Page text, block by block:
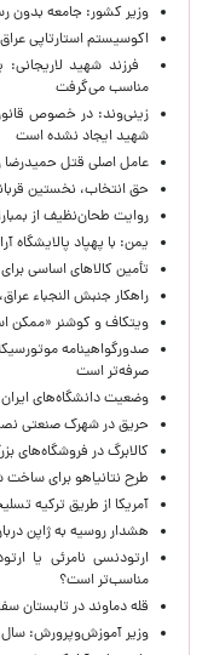
وزیر کشور: جامعه بدون
اکوسیستم استارتاپی
فرزند شهید
مناسب می‌گرفت
زینی‌وند: در خصوص
شهید ایجاد نشده است
عامل اصلی قتل
حق انتخاب، نخستین
روایت طحان‌نظیف از بمباران
یمن: با پهپاد پالایشگاه
تأمین کالاهای اساسی
راهکار جنبش النجباء
ویتکاف و کوشنر «ممکن
صدورگواهینامه
صرفه‌تر است
وضعیت دانشگاه‌های ایران
حریق در شهرک صنعتی نصیرآباد
کالابرگ در فروشگاه‌های
طرح نتانیاهو برای
آمریکا از طریق ترکیه
هشدار روسیه به ژاپن
ارتودنسی نامرئی یا
مناسب‌تر است؟
قله دماوند در تابستان
وزیر آموزش‌وپرورش: سال تحصیلی آینده